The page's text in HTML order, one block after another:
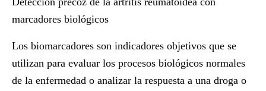
marcadores biológicos
Los biomarcadores son indicadores objetivos que se
utilizan para evaluar los procesos biológicos normales
de la enfermedad o analizar la respuesta a una droga o